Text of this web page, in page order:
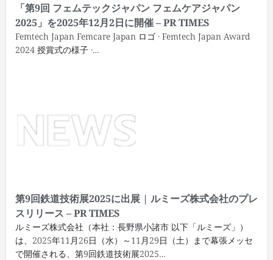
「第9回 フェムテックジャパン フェムケアジャパン
2025」を2025年12月2日に開催 – PR TIMES
Femtech Japan Femcare Japan ロゴ · Femtech Japan Award
2024 授賞式の様子 ·…
第9回鉄道技術展2025に出展 | ルミーズ株式会社のプレ
スリリース – PR TIMES
ルミーズ株式会社（本社：長野県小諸市 以下「ルミーズ」）
は、2025年11月26日（水）～11月29日（土）まで幕張メッセ
で開催される、第9回鉄道技術展2025…